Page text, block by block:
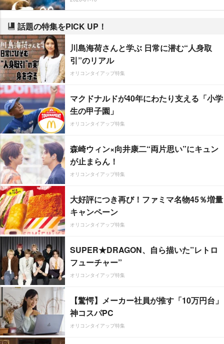
話題の特集をPICK UP！
川島海荷さんと学ぶ 日常に潜む“人身取
引”のリアル
オリコンタイアップ特集
マクドナルドが40年にわたり支える「小学
生の甲子園」
オリコンタイアップ特集
森崎ウィン×向井康二“両片思い”にキュン
が止まらん！
オリコンタイアップ特集
大好評につき再び！ファミマ名物45％増量
キャンペーン
オリコンタイアップ特集
SUPER★DRAGON、自ら描いた”レトロ
フューチャー”
オリコンタイアップ特集
【驚愕】メーカー社員が推す「10万円台」
神コスパPC
オリコンタイアップ特集